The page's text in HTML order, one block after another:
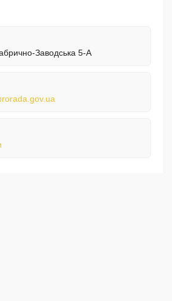
Заводська 5-А